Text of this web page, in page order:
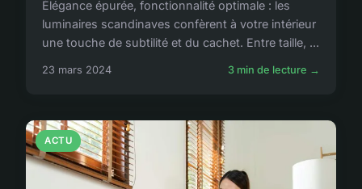
Élégance épurée, fonctionnalité optimale : les
luminaires scandinaves confèrent à votre intérieur
une touche de subtilité et du cachet. Entre taille, ...
23 mars 2024 3 min de lecture →
ACTU